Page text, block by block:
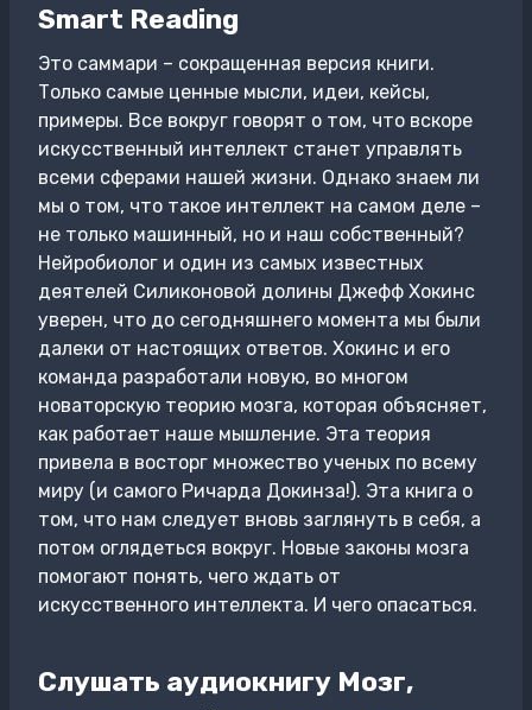
Smart Reading
Это саммари – сокращенная версия книги.
Только самые ценные мысли, идеи, кейсы,
примеры. Все вокруг говорят о том, что вскоре
искусственный интеллект станет управлять
всеми сферами нашей жизни. Однако знаем ли
мы о том, что такое интеллект на самом деле –
не только машинный, но и наш собственный?
Нейробиолог и один из самых известных
деятелей Силиконовой долины Джефф Хокинс
уверен, что до сегодняшнего момента мы были
далеки от настоящих ответов. Хокинс и его
команда разработали новую, во многом
новаторскую теорию мозга, которая объясняет,
как работает наше мышление. Эта теория
привела в восторг множество ученых по всему
миру (и самого Ричарда Докинза!). Эта книга о
том, что нам следует вновь заглянуть в себя, а
потом оглядеться вокруг. Новые законы мозга
помогают понять, чего ждать от
искусственного интеллекта. И чего опасаться.
Слушать аудиокнигу Мозг,